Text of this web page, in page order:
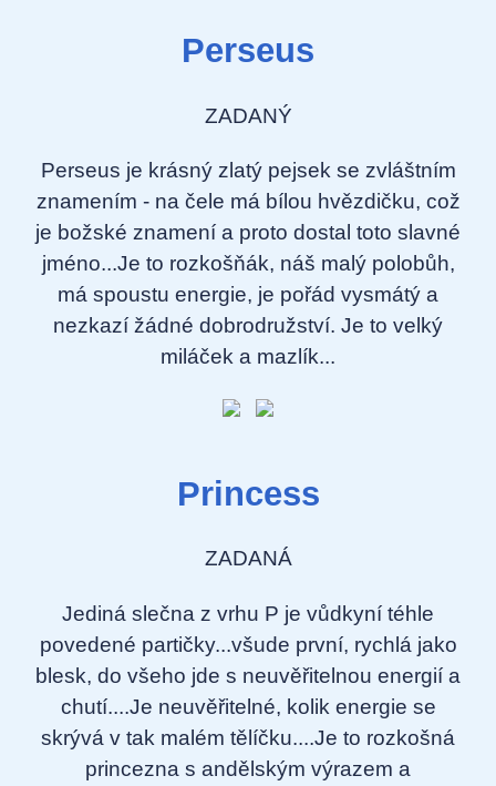
Perseus
ZADANÝ
Perseus je krásný zlatý pejsek se zvláštním
znamením - na čele má bílou hvězdičku, což
je božské znamení a proto dostal toto slavné
jméno...Je to rozkošňák, náš malý polobůh,
má spoustu energie, je pořád vysmátý a
nezkazí žádné dobrodružství. Je to velký
miláček a mazlík...
Princess
ZADANÁ
Jediná slečna z vrhu P je vůdkyní téhle
povedené partičky...všude první, rychlá jako
blesk, do všeho jde s neuvěřitelnou energií a
chutí....Je neuvěřitelné, kolik energie se
skrývá v tak malém tělíčku....Je to rozkošná
princezna s andělským výrazem a